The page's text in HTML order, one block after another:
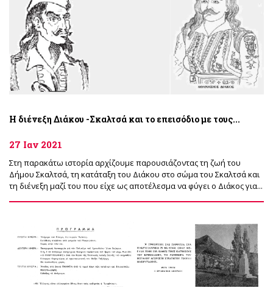
Η διένεξη Διάκου -Σκαλτσά και το επεισόδιο με τους...
27 Ιαν 2021
Στη παρακάτω ιστορία αρχίζουμε παρουσιάζοντας τη ζωή του
Δήμου Σκαλτσά, τη κατάταξη του Διάκου στο σώμα του Σκαλτσά και
τη διένεξη μαζί του που είχε ως αποτέλεσμα να φύγει ο Διάκος για...